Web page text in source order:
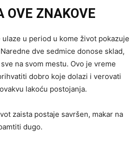
OVE ZNAKOVE
ulaze u period u kome život pokazuje
dve sedmice donose sklad,
na svom mestu. Ovo je vreme
dobro koje dolazi i verovati
lakoću postojanja.
zaista postaje savršen, makar na
dugo.